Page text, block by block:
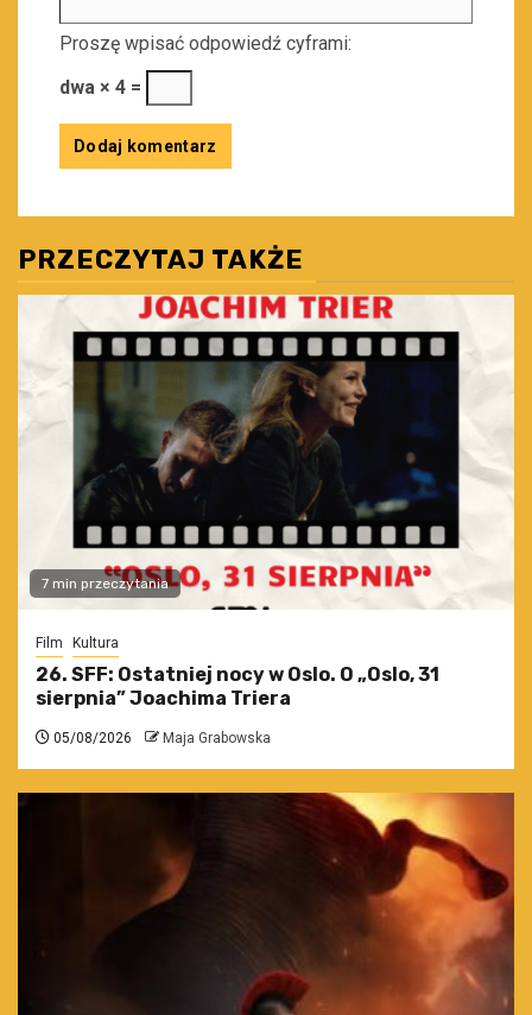
Proszę wpisać odpowiedź cyframi:
dwa × 4 =
PRZECZYTAJ TAKŻE
7 min przeczytania
Film Kultura
26. SFF: Ostatniej nocy w Oslo. O „Oslo, 31
sierpnia” Joachima Triera
05/08/2026 Maja Grabowska